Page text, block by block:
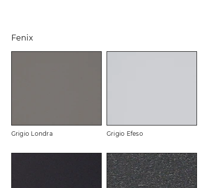
Fenix
Grigio Londra Grigio Efeso